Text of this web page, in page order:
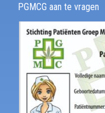
PGMCG aan te vragen